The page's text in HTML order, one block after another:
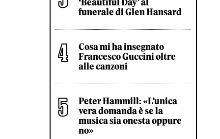
funerale di Glen Hansard
Cosa mi ha insegnato
Francesco Guccini oltre
alle canzoni
Peter Hammill: «L’unica
vera domanda è se la
musica sia onesta oppure
no»